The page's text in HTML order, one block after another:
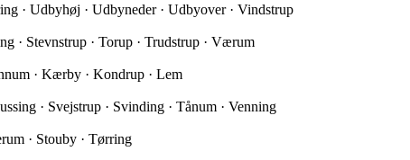
· Udbyhøj · Udbyneder · Udbyover · Vindstrup
· Stevnstrup · Torup · Trudstrup · Værum
· Kærby · Kondrup · Lem
· Svejstrup · Svinding · Tånum · Venning
· Stouby · Tørring